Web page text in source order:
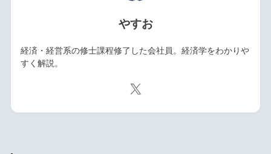
やすお
経済・経営系の修士課程修了した会社員。経済学をわかりや
すく解説。